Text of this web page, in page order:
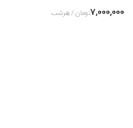
7,000,000تومان / هرشب